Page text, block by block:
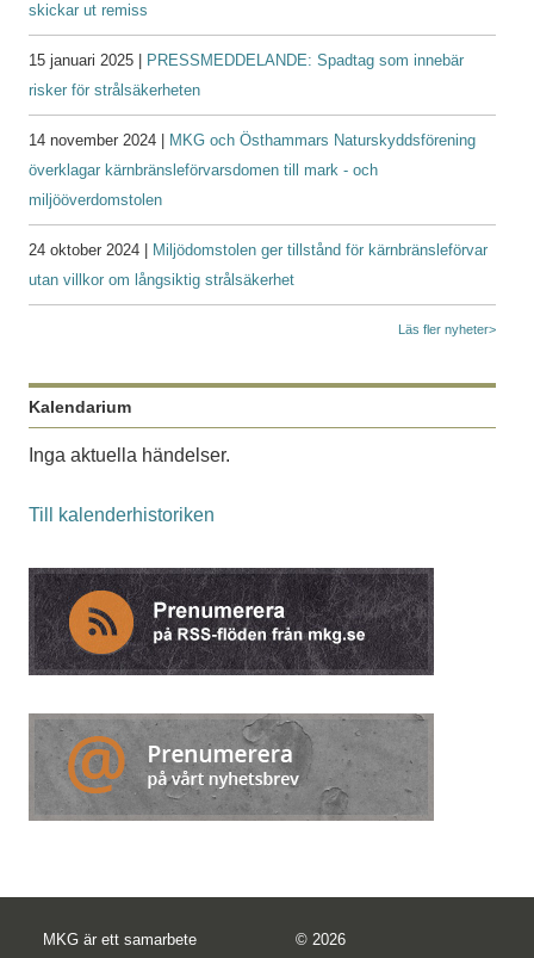
skickar ut remiss
15 januari 2025 |
PRESSMEDDELANDE: Spadtag som innebär
risker för strålsäkerheten
14 november 2024 |
MKG och Östhammars Naturskyddsförening
överklagar kärnbränsleförvarsdomen till mark - och
miljööverdomstolen
24 oktober 2024 |
Miljödomstolen ger tillstånd för kärnbränsleförvar
utan villkor om långsiktig strålsäkerhet
Läs fler nyheter>
Kalendarium
Inga aktuella händelser.
Till kalenderhistoriken
MKG är ett samarbete
© 2026